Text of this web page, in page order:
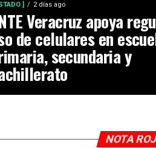
] 2 días ago
Veracruz apoya
de celulares en
secundaria y
NOTA